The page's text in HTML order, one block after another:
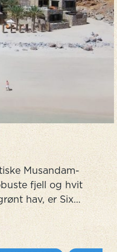
Musandam-
fjell og hvit
hav, er Six
Som et
og bygget på
Zighy Bay